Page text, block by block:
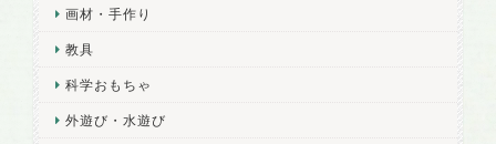
画材・手作り
教具
科学おもちゃ
外遊び・水遊び